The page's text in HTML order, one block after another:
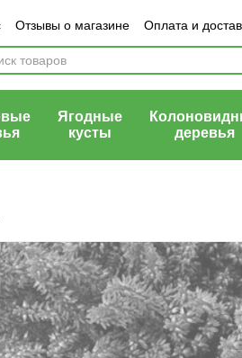
Отзывы о магазине Оплата и
магазина
Публичный договор
Ягодные
кусты
деревья